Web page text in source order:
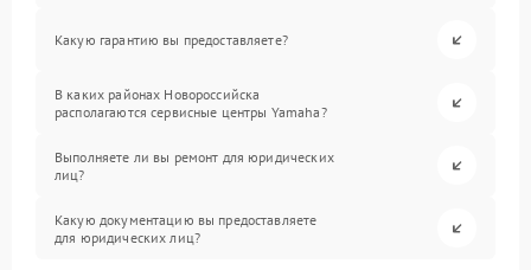
Какую гарантию вы предоставляете?
В каких районах Новороссийска
располагаются сервисные центры Yamaha?
Выполняете ли вы ремонт для юридических
лиц?
Какую документацию вы предоставляете
для юридических лиц?